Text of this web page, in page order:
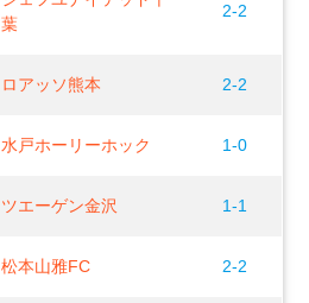
葉
2-2
ロアッソ熊本 2-2
水戸ホーリーホック 1-0
ツエーゲン金沢 1-1
松本山雅FC 2-2